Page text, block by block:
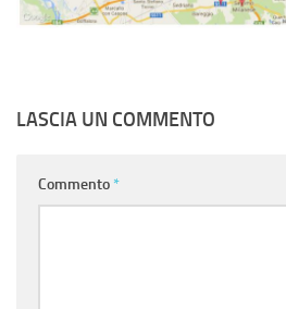
LASCIA UN COMMENTO
Commento *